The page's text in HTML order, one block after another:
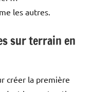
les autres.
sur terrain en
créer la première